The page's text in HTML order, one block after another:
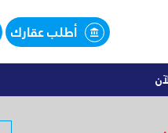
أطلب عقارك